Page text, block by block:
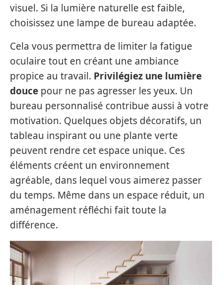
visuel. Si la lumière naturelle est faible,
choisissez une lampe de bureau adaptée.
Cela vous permettra de limiter la fatigue
oculaire tout en créant une ambiance
propice au travail. Privilégiez une lumière
douce pour ne pas agresser les yeux. Un
bureau personnalisé contribue aussi à votre
motivation. Quelques objets décoratifs, un
tableau inspirant ou une plante verte
peuvent rendre cet espace unique. Ces
éléments créent un environnement
agréable, dans lequel vous aimerez passer
du temps. Même dans un espace réduit, un
aménagement réfléchi fait toute la
différence.